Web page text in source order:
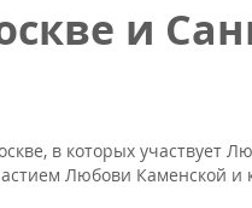
и
в которых участвует
Любови Каменской и